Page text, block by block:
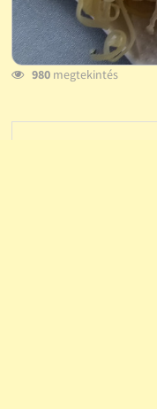
980megtekintés